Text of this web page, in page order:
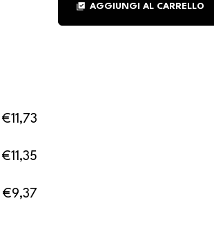
library_add_check AGGIUNGI AL CARRELLO
€11,73
€11,35
€9,37